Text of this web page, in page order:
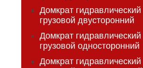
Домкрат гидравлический
грузовой двусторонний
Домкрат гидравлический
грузовой односторонний
Домкрат гидравлический